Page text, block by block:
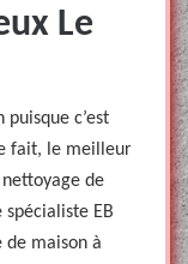
Le
c’est
fait, le meilleur
de
spécialiste EB
de maison à